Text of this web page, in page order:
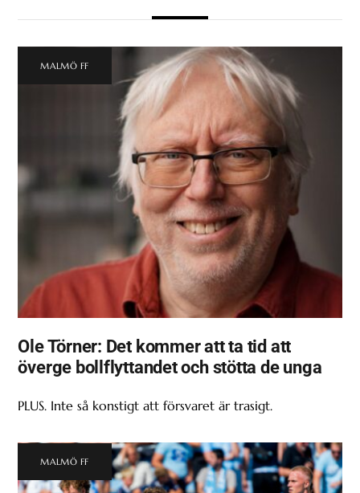
MALMÖ FF
Ole Törner: Det kommer att ta tid att
överge bollflyttandet och stötta de unga
PLUS. Inte så konstigt att försvaret är trasigt.
MALMÖ FF